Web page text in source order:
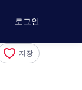
로그인
저장